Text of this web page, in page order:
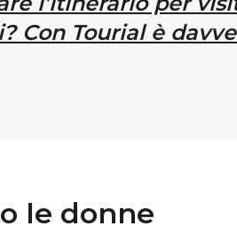
Con Tourial è
le donne